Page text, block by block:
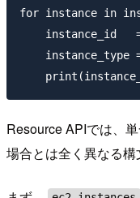
for instance in
instance_id
instance_type
Resource APIでは、
場合とは全く異なる構